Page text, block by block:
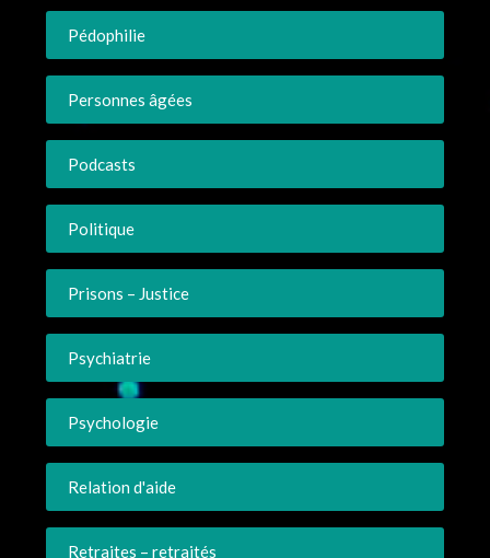
Pédophilie
Personnes âgées
Podcasts
Politique
Prisons – Justice
Psychiatrie
Psychologie
Relation d'aide
Retraites – retraités